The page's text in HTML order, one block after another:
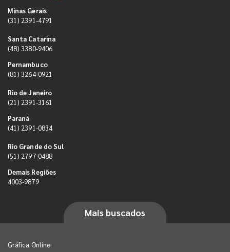
Minas Gerais
(31) 2391-4791
Santa Catarina
(48) 3380-9406
Pernambuco
(81) 3264-0921
Rio de Janeiro
(21) 2391-3161
Paraná
(41) 2391-0834
Rio Grande do Sul
(51) 2797-0488
Demais Regiões
4003-9879
Mais buscados
Gráfica Online